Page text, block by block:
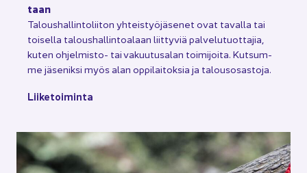
taan
Ta­lous­hal­lin­to­lii­ton yh­teis­työ­jä­se­net ovat ta­val­la tai
toi­sel­la ta­lous­hal­lin­toa­laan liit­ty­viä pal­ve­lu­tuot­ta­jia,
kuten ohjelmisto-​ tai va­kuu­tusa­lan toi­mi­joi­ta. Kut­sum­
me jä­se­nik­si myös alan op­pi­lai­tok­sia ja ta­lous­osas­to­ja.
Lii­ke­toi­min­ta